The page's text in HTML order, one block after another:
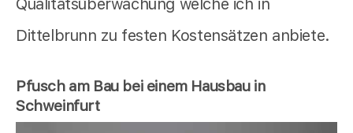
Qualitätsüberwachung welche ich in
Dittelbrunn zu festen Kostensätzen anbiete.
Pfusch am Bau bei einem Hausbau in
Schweinfurt